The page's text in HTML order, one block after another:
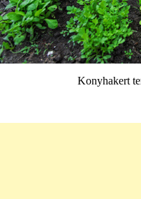
Konyhakert